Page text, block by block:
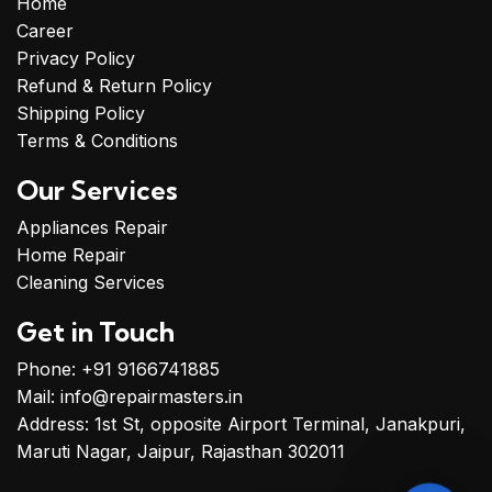
Career
Privacy Policy
Refund & Return Policy
Shipping Policy
Terms & Conditions
Our Services
Appliances Repair
Home Repair
Cleaning Services
Get in Touch
Phone: +91 9166741885
Mail: info@repairmasters.in
Address: 1st St, opposite Airport Terminal, Janakpuri,
Maruti Nagar, Jaipur, Rajasthan 302011